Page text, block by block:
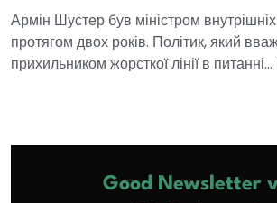
Армін Шустер був міністром
протягом двох років. Політик, який
прихильником жорсткої лінії в питанні...
Good Newsletter